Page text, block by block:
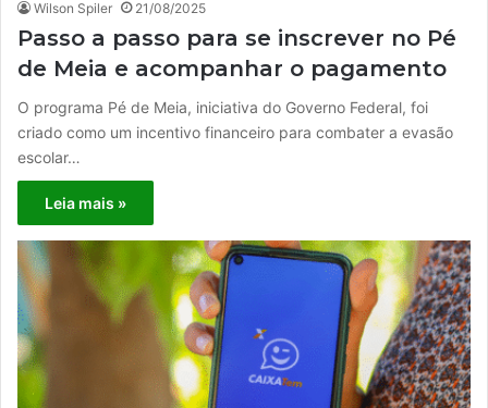
Wilson Spiler 21/08/2025
Passo a passo para se inscrever no Pé
de Meia e acompanhar o pagamento
O programa Pé de Meia, iniciativa do Governo Federal, foi
criado como um incentivo financeiro para combater a evasão
escolar…
Leia mais »